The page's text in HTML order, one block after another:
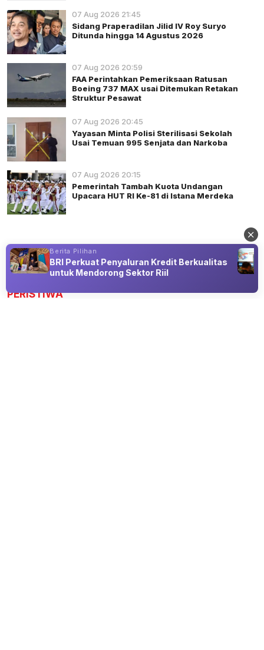
07 Aug 2026 21:45
Sidang Praperadilan Jilid IV Roy Suryo
Ditunda hingga 14 Agustus 2026
07 Aug 2026 20:59
FAA Perintahkan Pemeriksaan Ratusan
Boeing 737 MAX usai Ditemukan Retakan
Struktur Pesawat
07 Aug 2026 20:45
Yayasan Minta Polisi Sterilisasi Sekolah
Usai Temuan 995 Senjata dan Narkoba
07 Aug 2026 20:15
Pemerintah Tambah Kuota Undangan
Upacara HUT RI Ke-81 di Istana Merdeka
Advertisement
PERISTIWA
Berita Pilihan
BRI Perkuat Penyaluran Kredit Berkualitas
untuk Mendorong Sektor Riil